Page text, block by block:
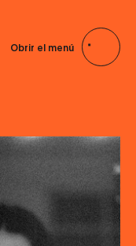
Obrir el menú